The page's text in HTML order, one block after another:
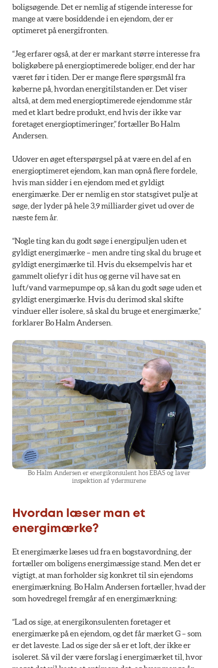
boligsøgende. Det er nemlig af stigende interesse for
mange at være bosiddende i en ejendom, der er
optimeret på energifronten.
“Jeg erfarer også, at der er markant større interesse fra
boligkøbere på energioptimerede boliger, end der har
været før i tiden. Der er mange flere spørgsmål fra
køberne på, hvordan energitilstanden er. Det viser
altså, at dem med energioptimerede ejendomme står
med et klart bedre produkt, end hvis der ikke var
foretaget energioptimeringer,” fortæller Bo Halm
Andersen.
Udover en øget efterspørgsel på at være en del af en
energioptimeret ejendom, kan man opnå flere fordele,
hvis man sidder i en ejendom med et gyldigt
energimærke. Der er nemlig en stor statsgivet pulje at
søge, der lyder på hele 3,9 milliarder givet ud over de
næste fem år.
“Nogle ting kan du godt søge i energipuljen uden et
gyldigt energimærke – men andre ting skal du bruge et
gyldigt energimærke til. Hvis du eksempelvis har et
gammelt oliefyr i dit hus og gerne vil have sat en
luft/vand varmepumpe op, så kan du godt søge uden et
gyldigt energimærke. Hvis du derimod skal skifte
vinduer eller isolere, så skal du bruge et energimærke,”
forklarer Bo Halm Andersen.
Bo Halm Andersen er energikonsulent hos EBAS og laver
inspektion af ydermurene
Hvordan læser man et
energimærke?
Et energimærke læses ud fra en bogstavordning, der
fortæller om boligens energimæssige stand. Men det er
vigtigt, at man forholder sig konkret til sin ejendoms
energimærkning. Bo Halm Andersen fortæller, hvad der
som hovedregel fremgår af en energimærkning:
“Lad os sige, at energikonsulenten foretager et
energimærke på en ejendom, og det får mærket G – som
er det laveste. Lad os sige der så er et loft, der ikke er
isoleret. Så vil der være forslag i energimærket til, hvor